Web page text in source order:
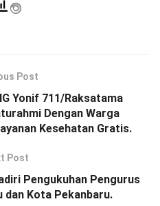
Post
Yonif 711/Raksatama
Dengan Warga
Kesehatan Gratis.
Post
Pengukuhan Pengurus
dan Kota Pekanbaru.